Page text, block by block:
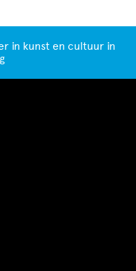
in kunst en cultuur in